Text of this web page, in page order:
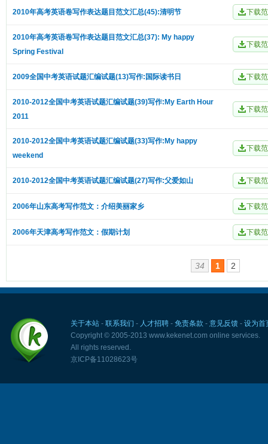
2010年高考英语卷写作表达题目范文汇总(45):清明节
2010年高考英语卷写作表达题目范文汇总(37): My happy
Spring Festival
2009全国中考英语试题汇编试题(13)写作:国际读书日
2010-2012全国中考英语试题汇编试题(39)写作:My Earth Hour
2011
2010-2012全国中考英语试题汇编试题(33)写作:My happy
weekend
2010-2012全国中考英语试题汇编试题(27)写作:父爱如山
2006年山东高考写作范文：介绍美丽家乡
2006年天津高考写作范文：假期计划
34 1 2
关于本站- 联系我们 - 人才招聘- 免责条款 - 意见反馈- 设为首
Copyright © 2005-2013 www.kekenet.com online services.
All rights reserved.
京ICP备11028623号